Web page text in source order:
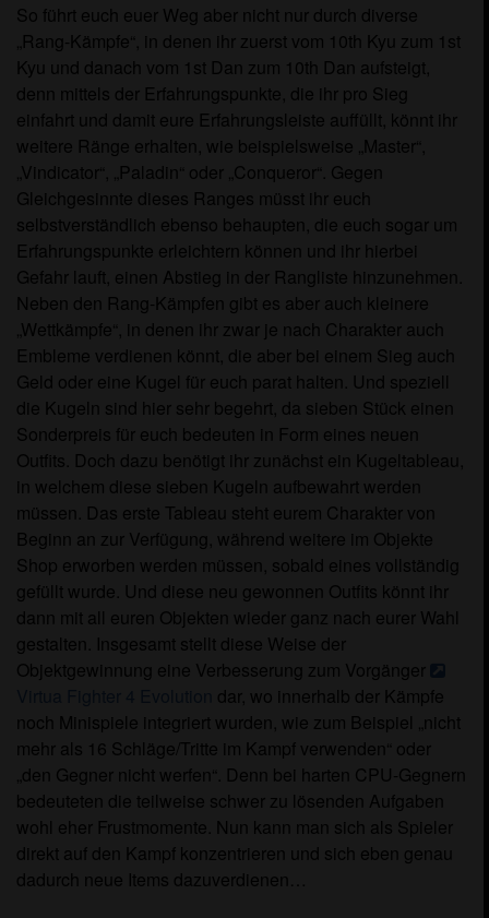
So führt euch euer Weg aber nicht nur durch diverse
„Rang-Kämpfe“, in denen ihr zuerst vom 10th Kyu zum 1st
Kyu und danach vom 1st Dan zum 10th Dan aufsteigt,
denn mittels der Erfahrungspunkte, die ihr pro Sieg
einfahrt und damit eure Erfahrungsleiste auffüllt, könnt ihr
weitere Ränge erhalten, wie beispielsweise „Master“,
„Vindicator“, „Paladin“ oder „Conqueror“. Gegen
Gleichgesinnte dieses Ranges müsst ihr euch
selbstverständlich ebenso behaupten, die euch sogar um
Erfahrungspunkte erleichtern können und ihr hierbei
Gefahr lauft, einen Abstieg in der Rangliste hinzunehmen.
Neben den Rang-Kämpfen gibt es aber auch kleinere
„Wettkämpfe“, in denen ihr zwar je nach Charakter auch
Embleme verdienen könnt, die aber bei einem Sieg auch
Geld oder eine Kugel für euch parat halten. Und speziell
die Kugeln sind hier sehr begehrt, da sieben Stück einen
Sonderpreis für euch bedeuten in Form eines neuen
Outfits. Doch dazu benötigt ihr zunächst ein Kugeltableau,
in welchem diese sieben Kugeln aufbewahrt werden
müssen. Das erste Tableau steht eurem Charakter von
Beginn an zur Verfügung, während weitere im Objekte
Shop erworben werden müssen, sobald eines vollständig
gefüllt wurde. Und diese neu gewonnen Outfits könnt ihr
dann mit all euren Objekten wieder ganz nach eurer Wahl
gestalten. Insgesamt stellt diese Weise der
Objektgewinnung eine Verbesserung zum Vorgänger
dar, wo innerhalb der Kämpfe
noch Minispiele integriert wurden, wie zum Beispiel „nicht
mehr als 16 Schläge/Tritte im Kampf verwenden“ oder
„den Gegner nicht werfen“. Denn bei harten CPU-Gegnern
bedeuteten die teilweise schwer zu lösenden Aufgaben
wohl eher Frustmomente. Nun kann man sich als Spieler
direkt auf den Kampf konzentrieren und sich eben genau
dadurch neue Items dazuverdienen…